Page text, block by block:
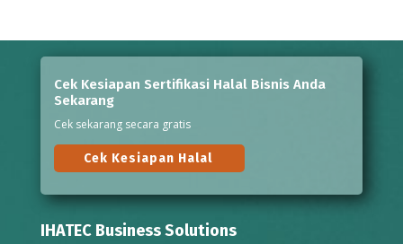
Cek Kesiapan Sertifikasi Halal Bisnis Anda
Sekarang
Cek sekarang secara gratis
Cek Kesiapan Halal
IHATEC Business Solutions